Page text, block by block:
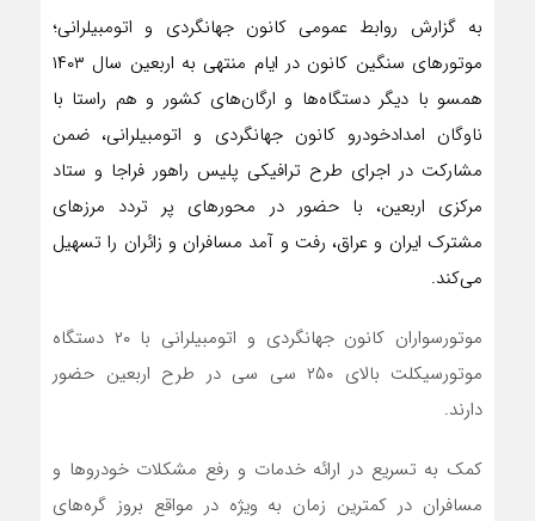
به گزارش روابط عمومی کانون جهانگردی و اتومبیلرانی؛
موتورهای سنگین‌ کانون در ایام منتهی به اربعین سال ۱۴۰۳
همسو با دیگر دستگاه‌ها و ارگان‌های کشور و هم راستا با
ناوگان امدادخودرو کانون جهانگردی و اتومبیلرانی، ضمن
مشارکت در اجرای طرح ترافیکی پلیس راهور فراجا و ستاد
مرکزی اربعین، با حضور در محورهای پر تردد مرزهای
مشترک ایران و عراق، رفت و آمد مسافران و زائران را تسهیل
می‌کند.
موتورسواران کانون جهانگردی و اتومبیلرانی با ۲۰ دستگاه
موتورسیکلت بالای ۲۵۰ سی سی در طرح اربعین حضور
دارند.
کمک به تسریع در ارائه خدمات و رفع مشکلات خودروها و
مسافران در کمترین زمان به ویژه در مواقع بروز گره‌های